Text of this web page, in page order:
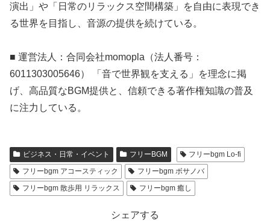
演出」や「日常のリラックス空間構築」を自由に表現でき
る世界を目指し、音源の提供を続けている。
■ 運営法人：合同会社momopla（法人番号：
6011303005646） 「音で世界観を支える」を理念に掲
げ、高品質なBGM提供と、信頼できる著作権知識の普及
に注力している。
ビジネス・日常・イベント フリーBGM
フリーbgm Lo-fi
フリーbgm アコースティック
フリーbgm ボサノバ
フリーbgm 散歩用 リラックス
フリーbgm 癒し
シェアする